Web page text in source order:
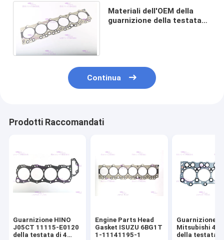
Materiali dell'OEM della
guarnizione della testata
Continua
Prodotti Raccomandati
Guarnizione HINO
J05CT 11115-E0120
della testata di 4
Engine Parts Head
Gasket ISUZU 6BG1T
1-11141195-1
Guarnizione
Mitsubishi
della testata